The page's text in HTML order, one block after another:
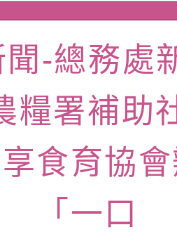
115年70歲以
講座「吃得安
勵退休同仁踴
學年度第2次
果公告(無人
115年度閱讀
動專業研習
─人工智慧
養講師名單
學年度第1次
聞-總務處
糧署補助
食育協
「一口